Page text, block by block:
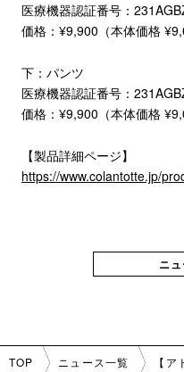
医療機器認証番号：
価格：¥9,900（本体価格
下：パンツ
医療機器認証番号：
価格：¥9,900（本体価格
【製品詳細ページ】
https://www.colantotte.jp/
ニ
TOP ニュース一覧 【